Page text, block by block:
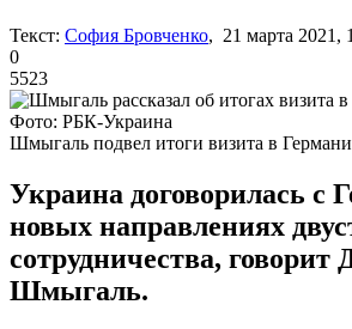
Текст: София Бровченко, 21 марта 2021,
0
5523
Фото: РБК-Украина
Шмыгаль подвел итоги визита в
Украина договорилась с
новых направлениях
сотрудничества, говорит
Шмыгаль.